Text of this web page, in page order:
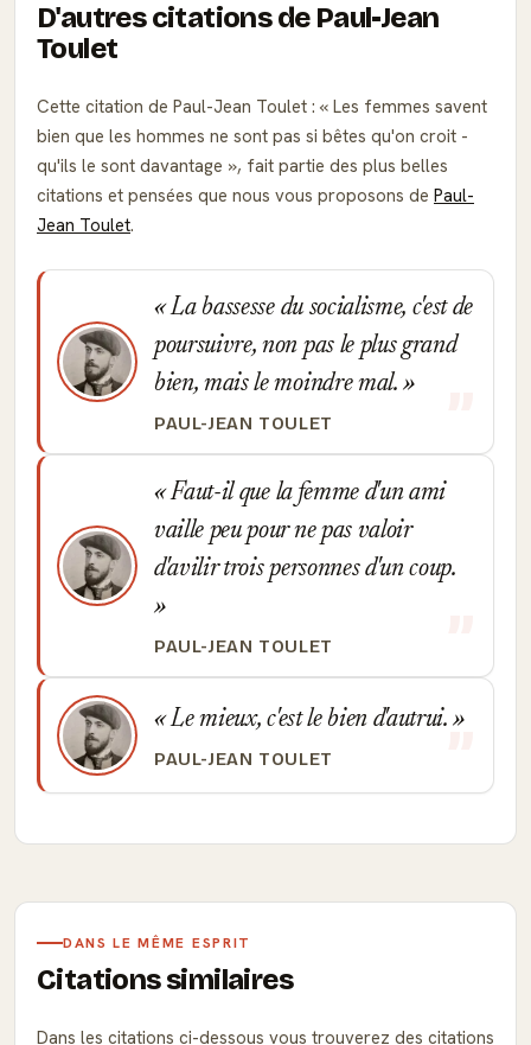
D'autres citations de Paul-Jean
Toulet
Cette citation de Paul-Jean Toulet :
Les femmes savent
bien que les hommes ne sont pas si bêtes qu'on croit -
qu'ils le sont davantage
, fait partie des plus belles
citations et pensées que nous vous proposons de Paul-
Jean Toulet.
La bassesse du socialisme, c'est de
poursuivre, non pas le plus grand
bien, mais le moindre mal.
PAUL-JEAN TOULET
Faut-il que la femme d'un ami
vaille peu pour ne pas valoir
d'avilir trois personnes d'un coup.
PAUL-JEAN TOULET
Le mieux, c'est le bien d'autrui.
PAUL-JEAN TOULET
DANS LE MÊME ESPRIT
Citations similaires
Dans les citations ci-dessous vous trouverez des citations